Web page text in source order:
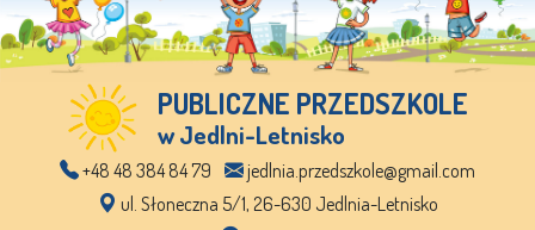
PUBLICZNE PRZEDSZKOLE
w Jedlni-Letnisko
+48 48 384 84 79
jedlnia.przedszkole@gmail.com
ul. Słoneczna 5/1, 26-630 Jedlnia-Letnisko